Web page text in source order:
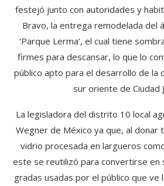
festejó junto con autoridades y
Bravo, la entrega remodelada del
‘Parque Lerma’, el cual tiene
firmes para descansar, lo que lo
público apto para el desarrollo de la
sur oriente de Ciudad
La legisladora del distrito 10 local
Wegner de México ya que, al donar
vidrio procesada en largueros
este se reutilizó para convertirse en
gradas usadas por el público que